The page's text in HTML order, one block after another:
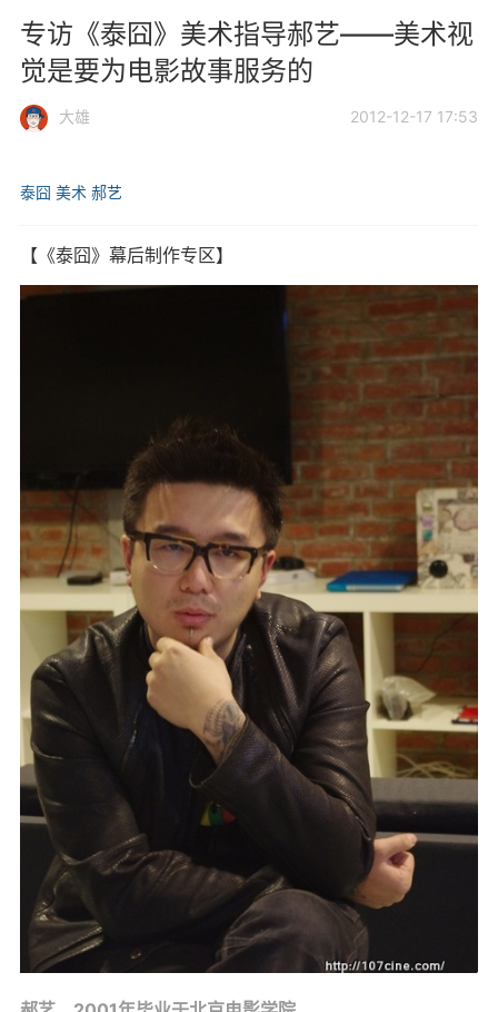
专访《泰囧》美术指导郝艺——美术视
觉是要为电影故事服务的
大雄 2012-12-17 17:53
泰囧 美术 郝艺
【《泰囧》幕后制作专区】